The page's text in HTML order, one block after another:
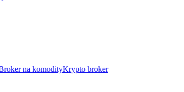
na komodityKrypto broker